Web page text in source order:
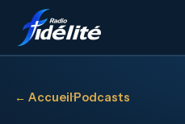
← Accueil·Podcasts